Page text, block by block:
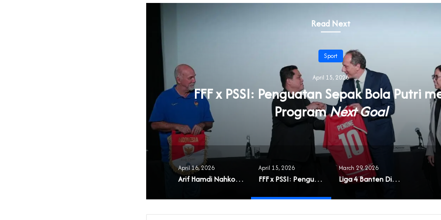
Read Next
Sport
April 15, 2026
FFF x PSSI: Penguatan Sepak Bola Putri
ProgramNext Goal
April 16, 2026
Arif Hamdi Nahkodai Pengcab PABSI 2026-2030
April 15, 2026
FFF x PSSI: Penguatan Sepak Bola Putri melalui Program
March 29, 2026
Liga 4 Banten Dibuka, Fokus pada Pembinaan dan Ruang Kompetisi